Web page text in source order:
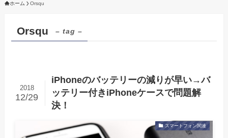
ホーム Orsqu
Orsqu – tag –
iPhoneのバッテリーの減りが早い→バ
ッテリー付きiPhoneケースで問題解
決！
2018
12/29
スマートフォン関連